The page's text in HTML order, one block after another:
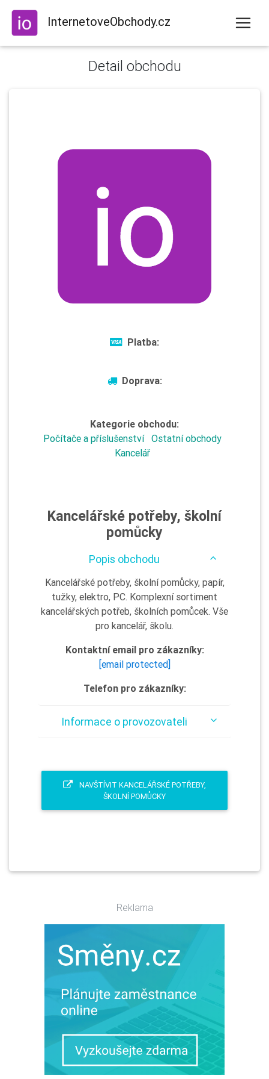
InternetoveObchody.cz
Detail obchodu
Platba:
Doprava:
Kategorie obchodu:
Počítače a příslušenství
Ostatní obchody
Kancelář
Kancelářské potřeby, školní
pomůcky
Popis obchodu
Kancelářské potřeby, školní pomůcky, papír,
tužky, elektro, PC. Komplexní sortiment
kancelářských potřeb, školních pomůcek. Vše
pro kancelář, školu.
Kontaktní email pro zákazníky:
[email protected]
Telefon pro zákazníky:
Informace o provozovateli
NAVŠTÍVIT KANCELÁŘSKÉ POTŘEBY,
ŠKOLNÍ POMŮCKY
Reklama